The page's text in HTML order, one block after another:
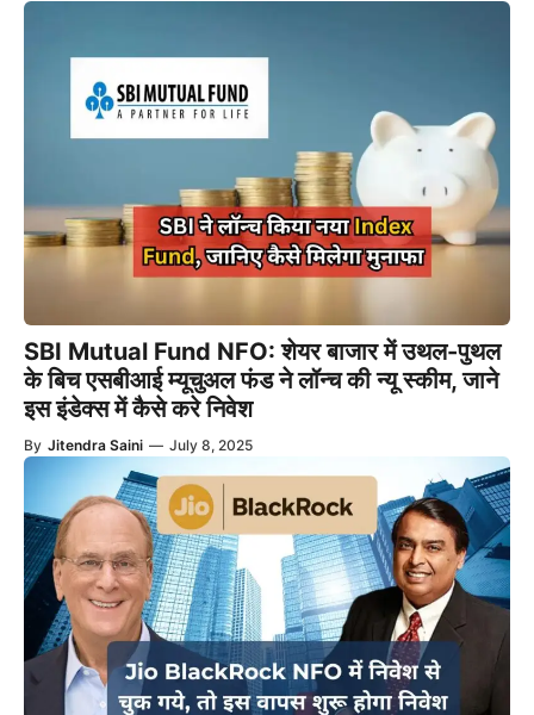
SBI Mutual Fund NFO: शेयर बाजार में उथल-पुथल
के बिच एसबीआई म्यूचुअल फंड ने लॉन्च की न्यू स्कीम, जाने
इस इंडेक्स में कैसे करे निवेश
By Jitendra Saini — July 8, 2025